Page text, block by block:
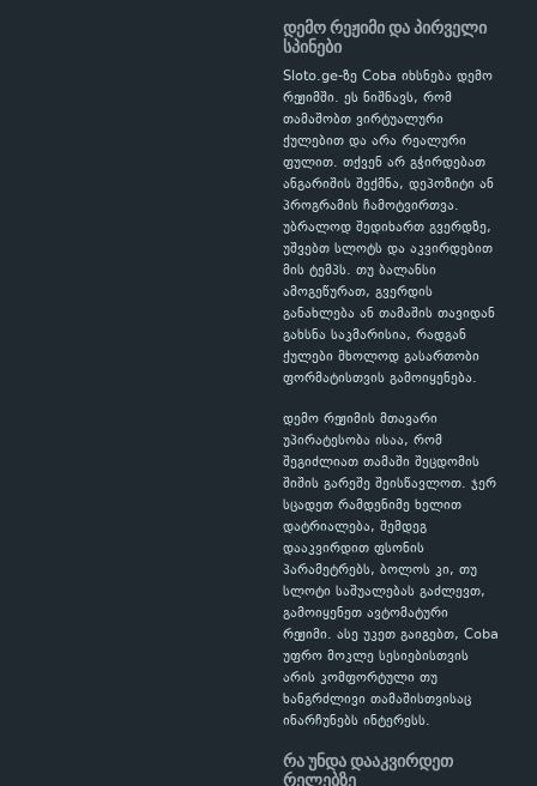
დემო რეჟიმი და პირველი
სპინები
Sloto.ge-ზე Coba იხსნება დემო
რეჟიმში. ეს ნიშნავს, რომ
თამაშობთ ვირტუალური
ქულებით და არა რეალური
ფულით. თქვენ არ გჭირდებათ
ანგარიშის შექმნა, დეპოზიტი ან
პროგრამის ჩამოტვირთვა.
უბრალოდ შედიხართ გვერდზე,
უშვებთ სლოტს და აკვირდებით
მის ტემპს. თუ ბალანსი
ამოგეწურათ, გვერდის
განახლება ან თამაშის თავიდან
გახსნა საკმარისია, რადგან
ქულები მხოლოდ გასართობი
ფორმატისთვის გამოიყენება.
დემო რეჟიმის მთავარი
უპირატესობა ისაა, რომ
შეგიძლიათ თამაში შეცდომის
შიშის გარეშე შეისწავლოთ. ჯერ
სცადეთ რამდენიმე ხელით
დატრიალება, შემდეგ
დააკვირდით ფსონის
პარამეტრებს, ბოლოს კი, თუ
სლოტი საშუალებას გაძლევთ,
გამოიყენეთ ავტომატური
რეჟიმი. ასე უკეთ გაიგებთ, Coba
უფრო მოკლე სესიებისთვის
არის კომფორტული თუ
ხანგრძლივი თამაშისთვისაც
ინარჩუნებს ინტერესს.
რა უნდა დააკვირდეთ
რელებზე